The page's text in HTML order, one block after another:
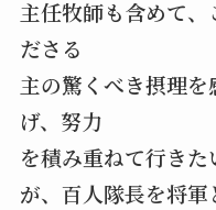
主任牧師も含めて、
ださる
主の驚くべき摂理
げ、努力
を積み重ねて行きた
が、百人隊長を将